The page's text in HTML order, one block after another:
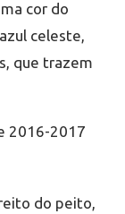
cor do
celeste,
que trazem
do peito,